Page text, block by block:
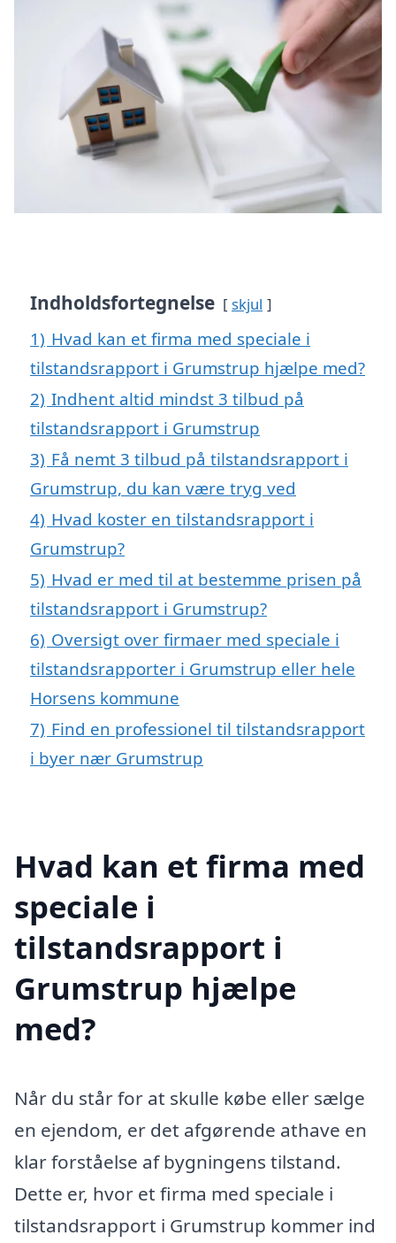
Indholdsfortegnelse skjul
1) Hvad kan et firma med speciale i
tilstandsrapport i Grumstrup hjælpe med?
2) Indhent altid mindst 3 tilbud på
tilstandsrapport i Grumstrup
3) Få nemt 3 tilbud på tilstandsrapport i
Grumstrup, du kan være tryg ved
4) Hvad koster en tilstandsrapport i
Grumstrup?
5) Hvad er med til at bestemme prisen på
tilstandsrapport i Grumstrup?
6) Oversigt over firmaer med speciale i
tilstandsrapporter i Grumstrup eller hele
Horsens kommune
7) Find en professionel til tilstandsrapport
i byer nær Grumstrup
Hvad kan et firma med
speciale i
tilstandsrapport i
Grumstrup hjælpe
med?
Når du står for at skulle købe eller sælge
en ejendom, er det afgørende athave en
klar forståelse af bygningens tilstand.
Dette er, hvor et firma med speciale i
tilstandsrapport i Grumstrup kommer ind